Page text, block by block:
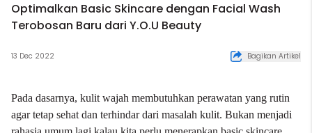
Optimalkan Basic Skincare dengan Facial Wash
Terobosan Baru dari Y.O.U Beauty
13 Dec 2022 Bagikan Artikel
Pada dasarnya, kulit wajah membutuhkan perawatan yang rutin
agar tetap sehat dan terhindar dari masalah kulit. Bukan menjadi